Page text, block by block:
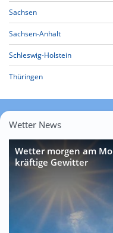
Sachsen
Sachsen-Anhalt
Schleswig-Holstein
Thüringen
Wetter News
Wetter morgen am
kräftige Gewitter